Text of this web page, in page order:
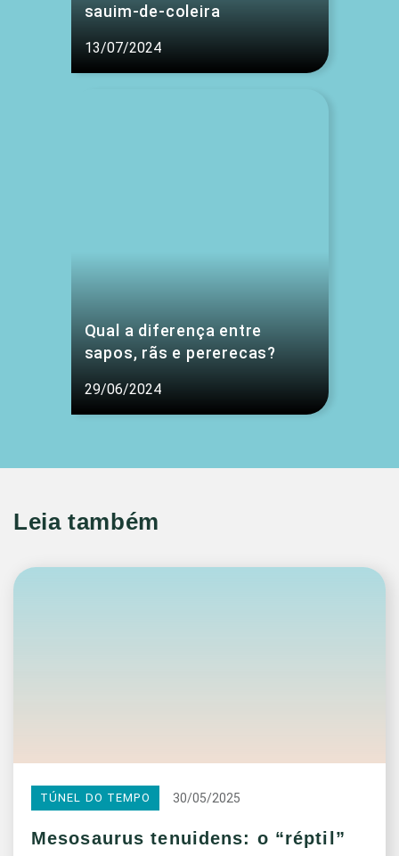
sauim-de-coleira
13/07/2024
Qual a diferença entre
sapos, rãs e pererecas?
29/06/2024
Leia também
TÚNEL DO TEMPO 30/05/2025
Mesosaurus tenuidens: o “réptil”